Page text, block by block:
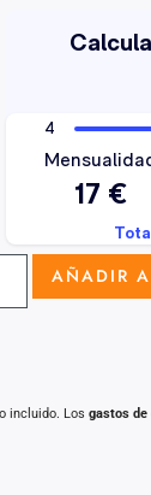
AÑADIR
incluido. Los gastos de